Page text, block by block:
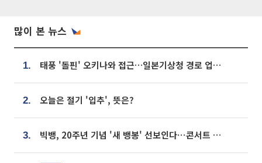
많이 본 뉴스
1. 태풍 '돌핀' 오키나와 접근…일본기상청 경로 업데이트
2. 오늘은 절기 '입추', 뜻은?
3. 빅뱅, 20주년 기념 '새 뱅봉' 선보인다⋯콘서트 앞두고 팝업 개최